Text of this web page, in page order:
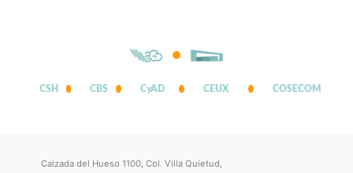
CSH CBS CyAD CEUX COSECOM
Calzada del Hueso 1100, Col. Villa Quietud,